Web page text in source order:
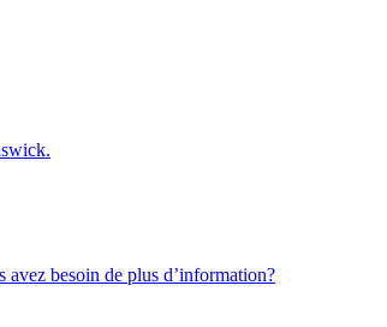
avez besoin de plus d’information?